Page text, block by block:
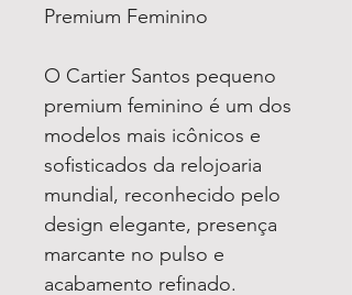
Premium Feminino
O Cartier Santos pequeno
premium feminino é um dos
modelos mais icônicos e
sofisticados da relojoaria
mundial, reconhecido pelo
design elegante, presença
marcante no pulso e
acabamento refinado.